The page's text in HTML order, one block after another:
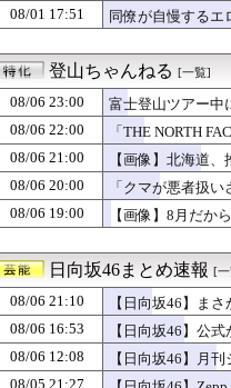
『バンドリ！ ゆめ∞みた』8話
【画像】本田望結の妹、本田望
08/01 17:51
同僚が自慢するエ
登山ちゃんねる [一覧]
08/06 23:00
富士登山ツアー
08/06 22:00
「THE NORTH
08/06 21:00
【画像】北海道
08/06 20:00
「クマが悪者扱
まらなくなった」
08/06 19:00 【画像】8月だか
日向坂46まとめ速報 [
08/06 21:10
【日向坂46】ま
08/06 16:53
【日向坂46】公
08/06 12:08
【日向坂46】月
08/05 21:27